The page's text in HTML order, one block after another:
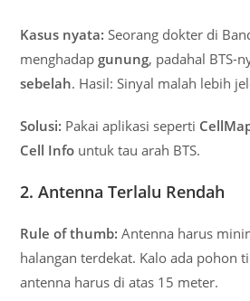
Kasus nyata: Seorang dokter di
menghadapgunung, padahal BTS-
sebelah. Hasil: Sinyal malah lebih
Solusi: Pakai aplikasi seperti
Cell Info untuk tau arah BTS.
2. Antenna Terlalu Rendah
Rule of thumb: Antenna harus
halangan terdekat. Kalo ada pohon
antenna harus di atas 15 meter.